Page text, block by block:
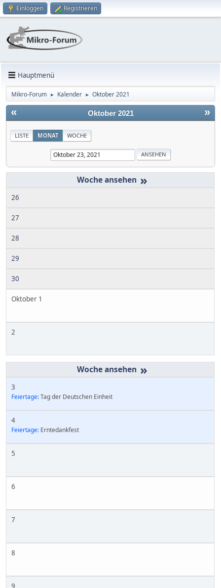
Einloggen Registrieren
Hauptmenü
Mikro-Forum ► Kalender ► Oktober 2021
« »
Oktober 2021
LISTE MONAT WOCHE
»
26
27
28
29
30
Oktober 1
2
»
3
Feiertage:Tag der Deutschen Einheit
4
Feiertage: Erntedankfest
5
6
7
8
9